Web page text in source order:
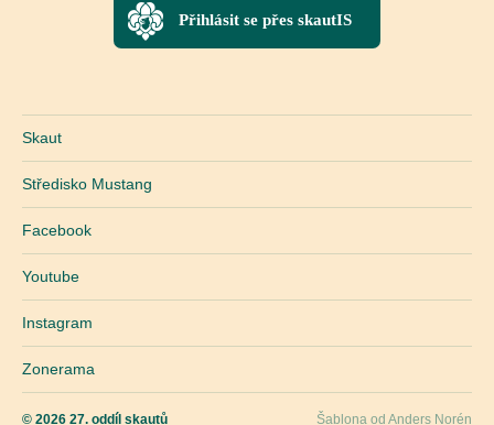
Přihlásit se přes skautIS
Skaut
Středisko Mustang
Facebook
Youtube
Instagram
Zonerama
© 2026 27. oddíl skautů Šablona od Anders Norén